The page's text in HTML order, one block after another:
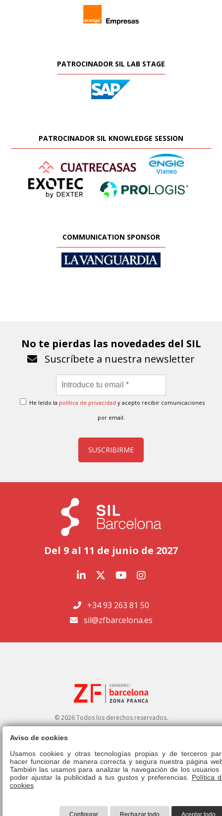
PATROCINADOR SIL LAB STAGE
PATROCINADOR SIL KNOWLEDGE SESSION
COMMUNICATION SPONSOR
No te pierdas las novedades del SIL
Suscríbete a nuestra newsletter
He leído la política de privacidad y acepto recibir comunicaciones
por email.
SUSCRIBIRME
Del 9 al 11 de junio de 2027
+34 93 263 81 50
sil@zfbarcelona.es
© 2026 Todos los derechos reservados.
Aviso legal|Política de privacidad|Política de cookies|Canal ético|
Derecho de admisión|Normativa
Aviso de cookies
Usamos cookies y otras tecnologías propias y de terceros
hacer funcionar de manera correcta y segura nuestra página
También las usamos para analizar la navegación de los usuarios
poder ajustar la publicidad a tus gustos y preferencias. Política
cookies
Configurar Rechazar todo Aceptar todo